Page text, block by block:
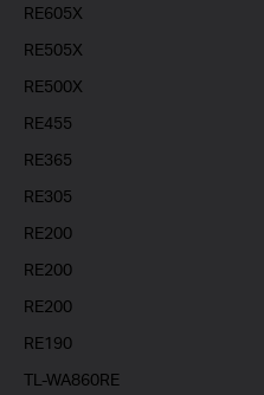
RE605X
RE505X
RE500X
RE455
RE365
RE305
RE200
RE200
RE200
RE190
TL-WA860RE